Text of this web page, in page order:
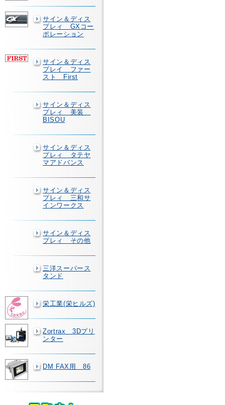
サイン＆ディス
プレィ GXコー
ポレーション
サイン＆ディス
プレイ ファー
スト First
サイン＆ディス
プレィ 美装
BISOU
サイン＆ディス
プレィ タテヤ
マアドバンス
サイン＆ディス
プレィ 三和サ
インワークス
サイン＆ディス
プレィ その他
三洋スーパース
タンド
栄工業(栄ヒルズ)
Zortrax 3Dプリ
ンター
DM FAX用 86